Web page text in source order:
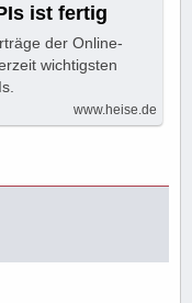
ist fertig
der Online-
wichtigsten
www.heise.de